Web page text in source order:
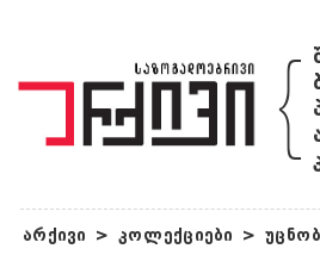
{
არქივი > კოლექციები >